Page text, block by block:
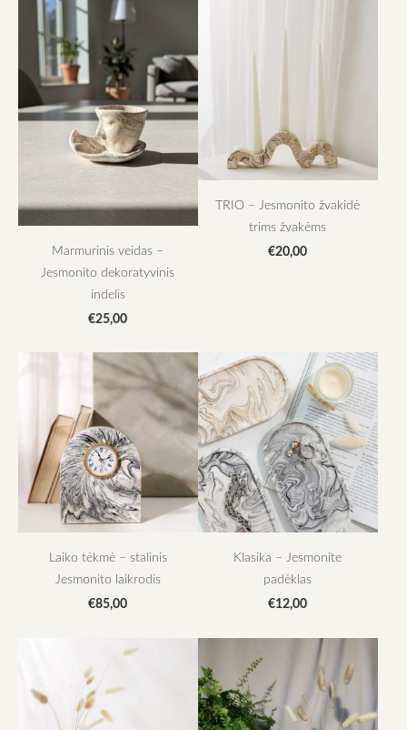
Marmurinis veidas –
Jesmonito dekoratyvinis
indelis
€25,00
TRIO – Jesmonito žvakidė
trims žvakėms
€20,00
Laiko tėkmė – stalinis
Jesmonito laikrodis
€85,00
Klasika – Jesmonite
padėklas
€12,00